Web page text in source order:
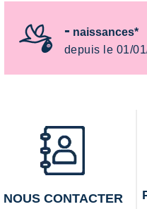
- naissances*
depuis le 01/
NOUS CONTACTER